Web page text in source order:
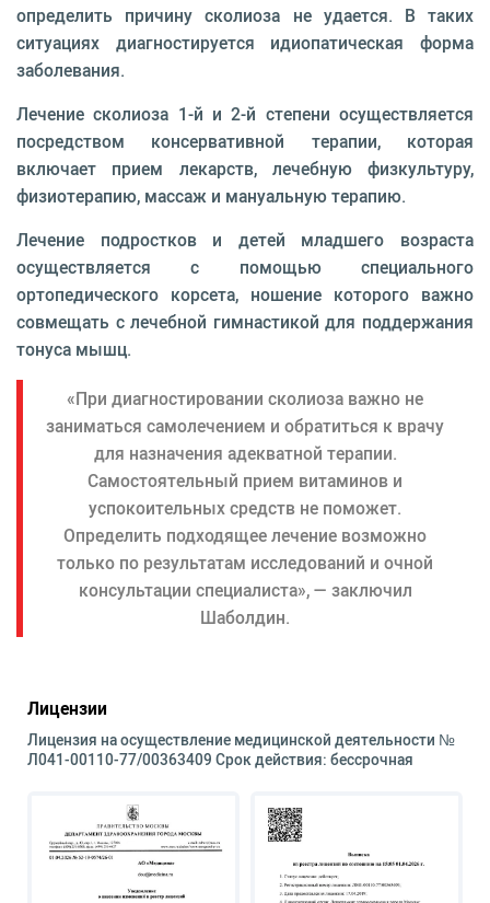
определить причину сколиоза не удается. В таких
ситуациях диагностируется идиопатическая форма
заболевания.
Лечение сколиоза 1-й и 2-й степени осуществляется
посредством консервативной терапии, которая
включает прием лекарств, лечебную физкультуру,
физиотерапию, массаж и мануальную терапию.
Лечение подростков и детей младшего возраста
осуществляется с помощью специального
ортопедического корсета, ношение которого важно
совмещать с лечебной гимнастикой для поддержания
тонуса мышц.
«При диагностировании сколиоза важно не
заниматься самолечением и обратиться к врачу
для назначения адекватной терапии.
Самостоятельный прием витаминов и
успокоительных средств не поможет.
Определить подходящее лечение возможно
только по результатам исследований и очной
консультации специалиста», — заключил
Шаболдин.
Лицензии
Лицензия на осуществление медицинской деятельности №
Л041-00110-77/00363409 Срок действия: бессрочная